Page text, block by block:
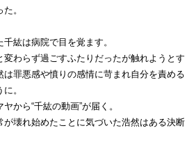
。
紘は病院で目を覚ます。
わらず過ごすふたりだったが触れようとす
は罪悪感や憤りの感情に苛まれ自分を責める
。
から“千紘の動画”が届く。
が壊れ始めたことに気づいた浩然はある決断